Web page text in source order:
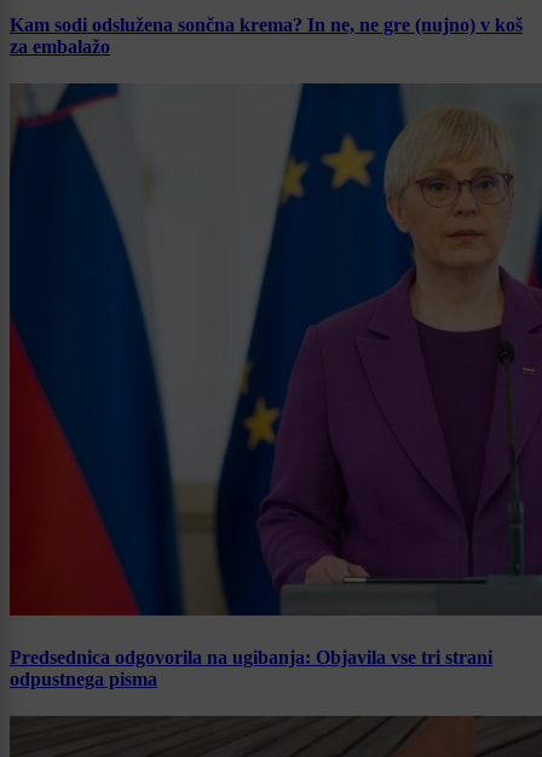
Kam sodi odslužena sončna krema? In ne, ne gre (nujno) v koš
za embalažo
Predsednica odgovorila na ugibanja: Objavila vse tri strani
odpustnega pisma